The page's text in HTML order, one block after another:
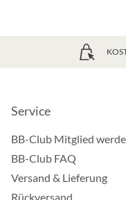
Service
BB-Club Mitglied
BB-Club FAQ
Versand & Lieferung
Rückversand